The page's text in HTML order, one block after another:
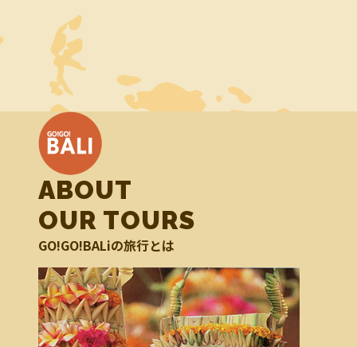
ABOUT
OUR TOURS
GO!GO!BALiの旅行とは